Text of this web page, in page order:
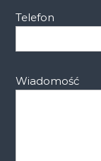
Telefon
Wiadomość